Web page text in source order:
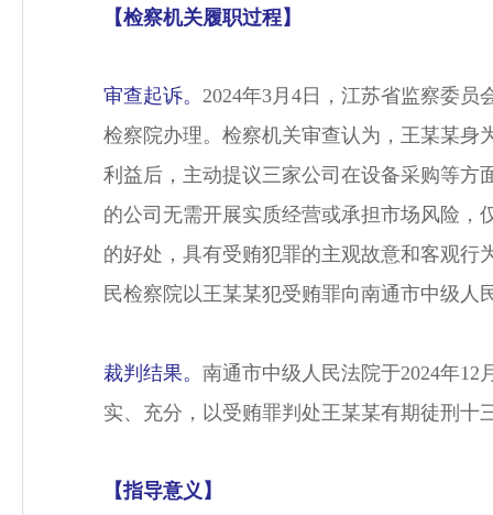
【检察机关履职过程】
审查起诉。 2024年3月4日，江苏省监察委
检察院办理。检察机关审查认为，王某某身
利益后，主动提议三家公司在设备采购等方
的公司无需开展实质经营或承担市场风险
的好处，具有受贿犯罪的主观故意和客观行
民检察院以王某某犯受贿罪向南通市中级人
裁判结果。 南通市中级人民法院于2024年
实、充分，以受贿罪判处王某某有期徒刑
【指导意义】